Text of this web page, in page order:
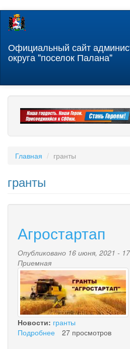
Перейти
содержанию
Официальный сайт
округа "поселок Палана"
Главная гранты
гранты
Агростартап
Опубликовано 16 июня, 2021 -
Приемная
icon.jpg
Новости: гранты
Подробнее
27 просмотров